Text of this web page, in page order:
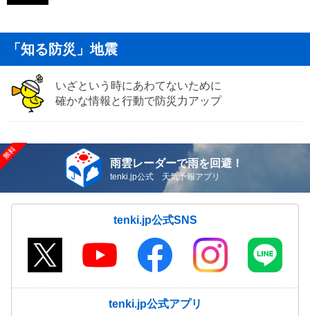
「知る防災」地震
いざという時にあわてないために
確かな情報と行動で防災力アップ
雨雲レーダーで雨を回避！
tenki.jp公式 天気予報アプリ
tenki.jp公式SNS
tenki.jp公式アプリ